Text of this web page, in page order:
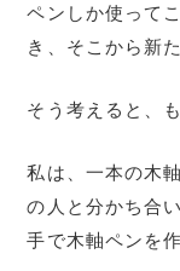
ペンしか使って
き、そこから新
そう考えると、
私は、一本の木
の人と分かち合
手で木軸ペンを